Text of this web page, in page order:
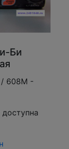
Би
608M -